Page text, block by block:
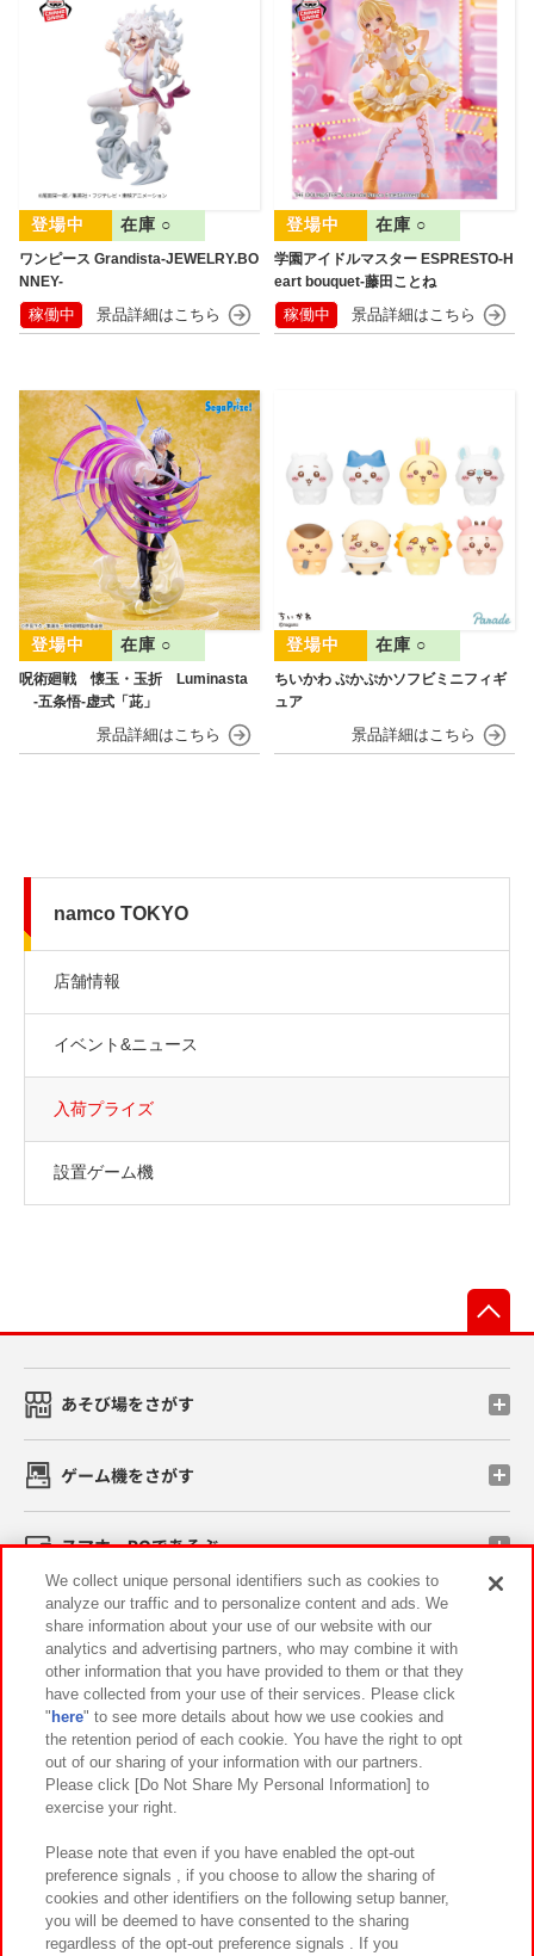
ワンピース Grandista-JEWELRY.BO
NNEY-
在庫 ○
稼働中
学園アイドルマスター ESPRESTO-H
eart bouquet-藤田ことね
在庫 ○
稼働中
呪術廻戦 懐玉・玉折 Luminasta
‐五条悟‐虚式「茈」
在庫 ○
ちいかわ ぷかぷかソフビミニフィギ
ュア
在庫 ○
namco TOKYO
店舗情報
イベント&ニュース
入荷プライズ
設置ゲーム機
あそび場をさがす
ゲーム機をさがす
スマホ・PCであそぶ
イベント・キャンペーン
関連会社 サステナビリティ サイトポリシー
プライバシーポリシー ウェブアクセシビリティ方針と検証結果
お取引先さまとともに
カスタマーハラスメント対応方針 よくあるご質問・お問い合わせ
We collect unique personal identifiers such as cookies to
analyze our traffic and to personalize content and ads. We
share information about your use of our website with our
analytics and advertising partners, who may combine it with
other information that you have provided to them or that they
have collected from your use of their services. Please click
" here" to see more details about how we use cookies and
the retention period of each cookie. You have the right to opt
out of our sharing of your information with our partners.
Please click [Do Not Share My Personal Information] to
exercise your right.
Please note that even if you have enabled the opt-out
preference signals , if you choose to allow the sharing of
cookies and other identifiers on the following setup banner,
you will be deemed to have consented to the sharing
regardless of the opt-out preference signals . If you